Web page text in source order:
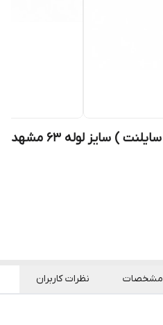
بست مهره جوشی ( سیکا - سایلنت ) سایز لوله 63 مشهد
مشخصات نظرات کاربران